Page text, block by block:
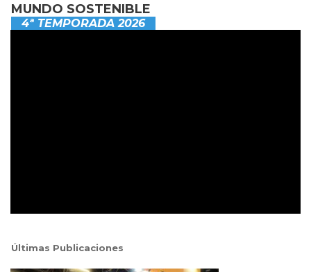
MUNDO SOSTENIBLE
4ª TEMPORADA 2026
Últimas Publicaciones